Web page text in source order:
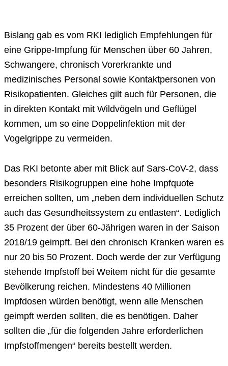
Bislang gab es vom RKI lediglich Empfehlungen für
eine Grippe-Impfung für Menschen über 60 Jahren,
Schwangere, chronisch Vorerkrankte und
medizinisches Personal sowie Kontaktpersonen von
Risikopatienten. Gleiches gilt auch für Personen, die
in direkten Kontakt mit Wildvögeln und Geflügel
kommen, um so eine Doppelinfektion mit der
Vogelgrippe zu vermeiden.
Das RKI betonte aber mit Blick auf Sars-CoV-2, dass
besonders Risikogruppen eine hohe Impfquote
erreichen sollten, um „neben dem individuellen Schutz
auch das Gesundheitssystem zu entlasten“. Lediglich
35 Prozent der über 60-Jährigen waren in der Saison
2018/19 geimpft. Bei den chronisch Kranken waren es
nur 20 bis 50 Prozent. Doch werde der zur Verfügung
stehende Impfstoff bei Weitem nicht für die gesamte
Bevölkerung reichen. Mindestens 40 Millionen
Impfdosen würden benötigt, wenn alle Menschen
geimpft werden sollten, die es benötigen. Daher
sollten die „für die folgenden Jahre erforderlichen
Impfstoffmengen“ bereits bestellt werden.